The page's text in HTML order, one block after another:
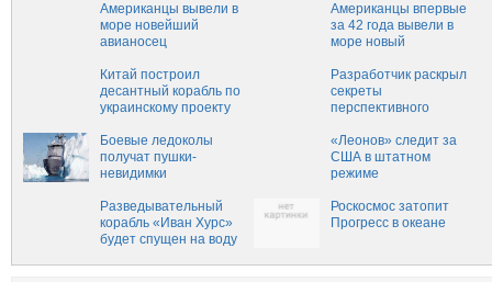
Американцы вывели в
море новейший
авианосец
Американцы впервые
за 42 года вывели в
море новый
Китай построил
десантный корабль по
украинскому проекту
Разработчик раскрыл
секреты
перспективного
Боевые ледоколы
получат пушки-
невидимки
«Леонов» следит за
США в штатном
режиме
Разведывательный
корабль «Иван Хурс»
будет спущен на воду
Роскосмос затопит
Прогресс в океане